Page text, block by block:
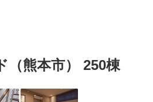
（熊本市） 250棟